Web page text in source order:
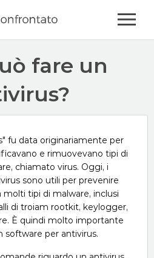
fare un
fu data originariamente per
e rimuovevano tipi di
chiamato virus. Oggi, i
sono utili per prevenire
tipi di malware, inclusi
di troiam rootkit, keylogger,
È quindi molto importante
software per antivirus.